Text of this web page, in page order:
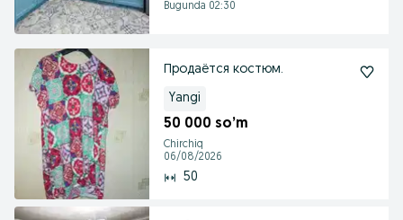
Bugunda 02:30
Продаётся костюм.
Yangi
50 000 so’m
Chirchiq
06/08/2026
50